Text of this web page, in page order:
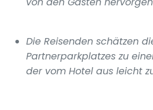
Die Reisenden schätzen
Partnerparkplatzes zu
der vom Hotel aus leicht